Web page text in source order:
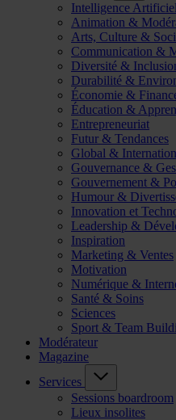
Intelligence
Animation &
Arts, Culture &
Communication &
Diversité &
Durabilité &
Économie &
Éducation &
Entrepreneuriat
Futur & Tendances
Global &
Gouvernance &
Gouvernement &
Humour &
Innovation et
Leadership &
Inspiration
Marketing & Ventes
Motivation
Numérique &
Santé & Soins
Sciences
Sport & Team
Modérateur
Magazine
Services
Sessions boardroom
Lieux insolites